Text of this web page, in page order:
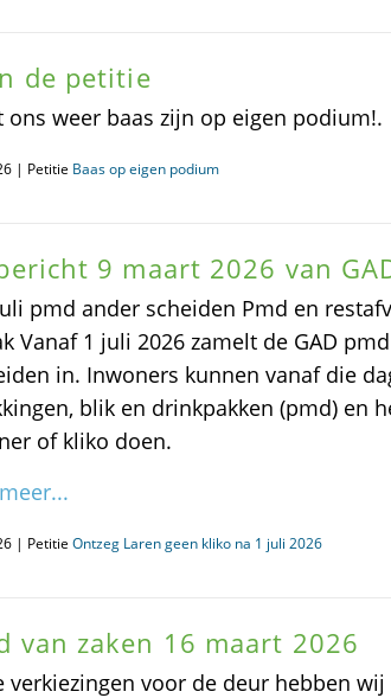
de petitie
ons weer baas zijn op eigen podium!.
| Petitie Baas op eigen podium
9 maart 2026 van
pmd ander scheiden Pmd en
Vanaf 1 juli 2026 zamelt de GAD
in. Inwoners kunnen vanaf die
blik en drinkpakken (pmd) en
of kliko doen.
| Petitie Ontzeg Laren geen kliko na 1 juli 2026
van zaken 16 maart 2026
verkiezingen voor de deur hebben